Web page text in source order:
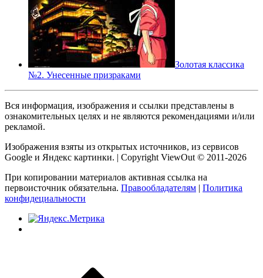
Золотая классика
№2. Унесенные призраками
Вся информация, изображения и ссылки представлены в
ознакомительных целях и не являются рекомендациями и/или
рекламой.
Изображения взяты из открытых источников, из сервисов
Google и Яндекс картинки. | Copyright ViewOut © 2011-2026
При копировании материалов активная ссылка на
первоисточник обязательна. Правообладателям | Политика
конфидециальности